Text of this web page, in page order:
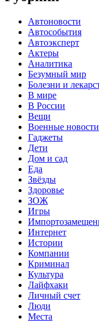
Автоновости
Автособытия
Автоэксперт
Актеры
Аналитика
Безумный мир
Болезни и
В мире
В России
Вещи
Военные новости
Гаджеты
Дети
Дом и сад
Еда
Звёзды
Здоровье
ЗОЖ
Игры
Интернет
Истории
Компании
Криминал
Культура
Лайфхаки
Личный счет
Люди
Места